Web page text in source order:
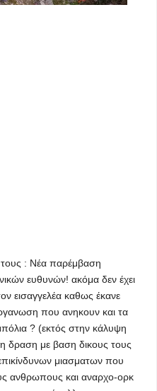
τους : Νέα παρέμβαση
ευθυνών! ακόμα δεν έχει
εισαγγελέα καθως έκανε
που ανηκουν και τα
? (εκτός στην κάλυψη
δραση με βαση δικους τους
μιασματων που
ανθρωπους και αναρχο-ορκ